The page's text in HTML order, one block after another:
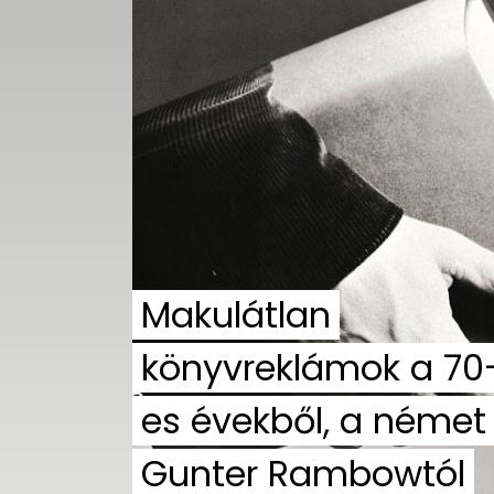
UTCA
ZENE
MÉDIAAJÁNLAT
IMPRESSZUM
PR-ARCHÍVUM
ADATKEZELÉSI
TÁJÉKOZTATÓ
Makulátlan
könyvreklámok a
es évekből, a német
Gunter Rambowtól